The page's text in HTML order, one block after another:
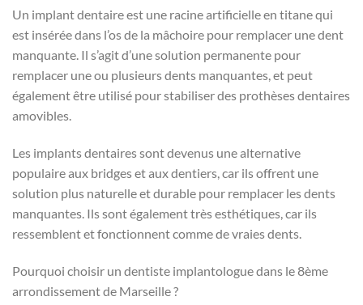
Un implant dentaire est une racine artificielle en titane qui
est insérée dans l’os de la mâchoire pour remplacer une dent
manquante. Il s’agit d’une solution permanente pour
remplacer une ou plusieurs dents manquantes, et peut
également être utilisé pour stabiliser des prothèses dentaires
amovibles.
Les implants dentaires sont devenus une alternative
populaire aux bridges et aux dentiers, car ils offrent une
solution plus naturelle et durable pour remplacer les dents
manquantes. Ils sont également très esthétiques, car ils
ressemblent et fonctionnent comme de vraies dents.
Pourquoi choisir un dentiste implantologue dans le 8ème
arrondissement de Marseille ?